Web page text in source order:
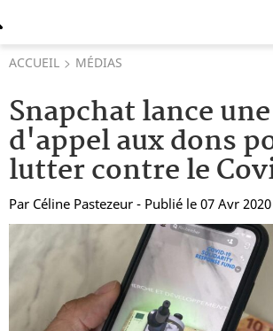
ACCUEIL MÉDIAS
Snapchat lance
d'appel aux dons
lutter contre le
Par Céline Pastezeur - Publié le 07 Avr